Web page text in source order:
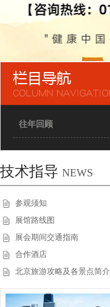
往年回顾
技术指导 NEWS
参观须知
展馆路线图
展会期间交通指南
合作酒店
北京旅游攻略及各景点简介